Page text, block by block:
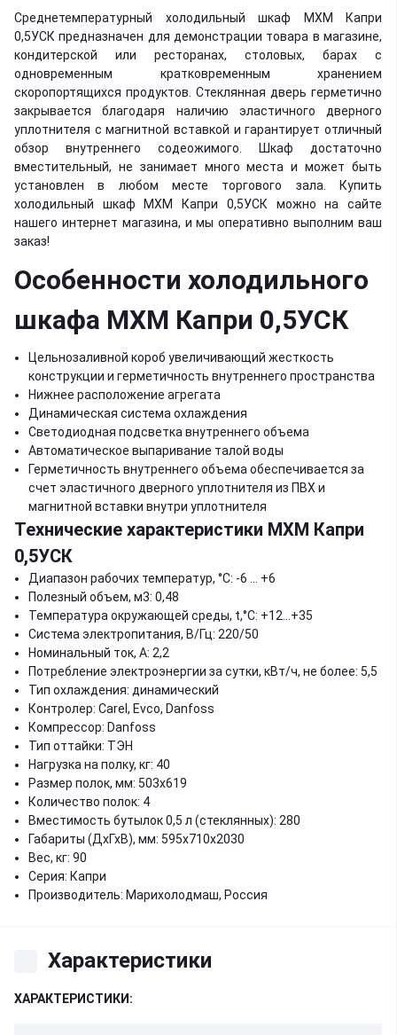
Среднетемпературный холодильный шкаф МХМ Капри
0,5УСК предназначен для демонстрации товара в магазине,
кондитерской или ресторанах, столовых, барах с
одновременным кратковременным хранением
скоропортящихся продуктов. Стеклянная дверь герметично
закрывается благодаря наличию эластичного дверного
уплотнителя с магнитной вставкой и гарантирует отличный
обзор внутреннего содеожимого. Шкаф достаточно
вместительный, не занимает много места и может быть
установлен в любом месте торгового зала. Купить
холодильный шкаф МХМ Капри 0,5УСК можно на сайте
нашего интернет магазина, и мы оперативно выполним ваш
заказ!
Особенности холодильного
шкафа МХМ Капри 0,5УСК
Цельнозаливной короб увеличивающий жесткость
конструкции и герметичность внутреннего пространства
Нижнее расположение агрегата
Динамическая система охлаждения
Светодиодная подсветка внутреннего объема
Автоматическое выпаривание талой воды
Герметичность внутреннего объема обеспечивается за
счет эластичного дверного уплотнителя из ПВХ и
магнитной вставки внутри уплотнителя
Технические характеристики МХМ Капри
0,5УСК
Диапазон рабочих температур, °C: -6 … +6
Полезный объем, м3: 0,48
Температура окружающей среды, t,°C: +12…+35
Система электропитания, В/Гц: 220/50
Номинальный ток, А: 2,2
Потребление электроэнергии за сутки, кВт/ч, не более: 5,5
Тип охлаждения: динамический
Контролер: Carel, Evco, Danfoss
Компрессор: Danfoss
Тип оттайки: ТЭН
Нагрузка на полку, кг: 40
Размер полок, мм: 503х619
Количество полок: 4
Вместимость бутылок 0,5 л (стеклянных): 280
Габариты (ДхГхВ), мм: 595х710х2030
Вес, кг: 90
Серия: Капри
Производитель: Марихолодмаш, Россия
Характеристики
ХАРАКТЕРИСТИКИ: